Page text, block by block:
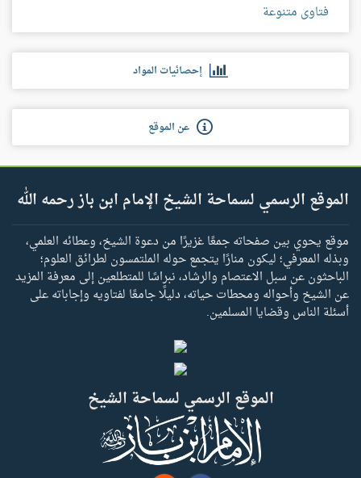
فتاوى متنوعة
إحصائيات المواد
عن الموقع
الموقع الرسمي لسماحة الشيخ الإمام ابن باز رحمه الله
موقع يحوي بين صفحاته جمعًا غزيرًا من دعوة الشيخ، وعطائه العلمي،
وبذله المعرفي؛ ليكون منارًا يتجمع حوله الملتمسون لطرائق العلوم؛
الباحثون عن سبل الاعتصام والرشاد، نبراسًا للمتطلعين إلى معرفة المزيد
عن الشيخ وأحواله ومحطات حياته، دليلًا جامعًا لفتاويه وإجاباته على
أسئلة الناس وقضايا المسلمين.
الموقع الرسمي لسماحة الشيخ